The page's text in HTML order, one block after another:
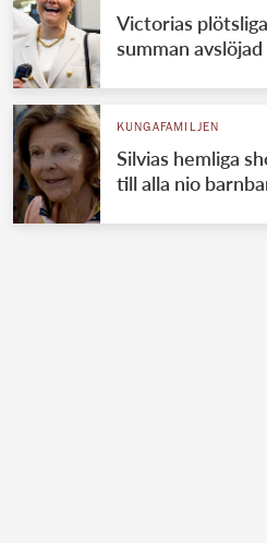
Victorias
summan avslöjad
KUNGAFAMILJEN
Silvias hemliga
till alla nio